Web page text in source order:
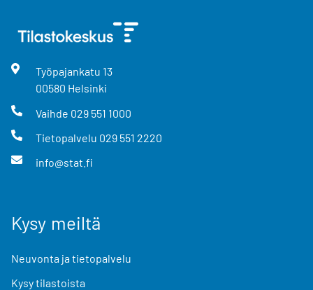
Työpajankatu 13
00580 Helsinki
Vaihde 029 551 1000
Tietopalvelu 029 551 2220
info@stat.fi
Kysy meiltä
Neuvonta ja tietopalvelu
Kysy tilastoista